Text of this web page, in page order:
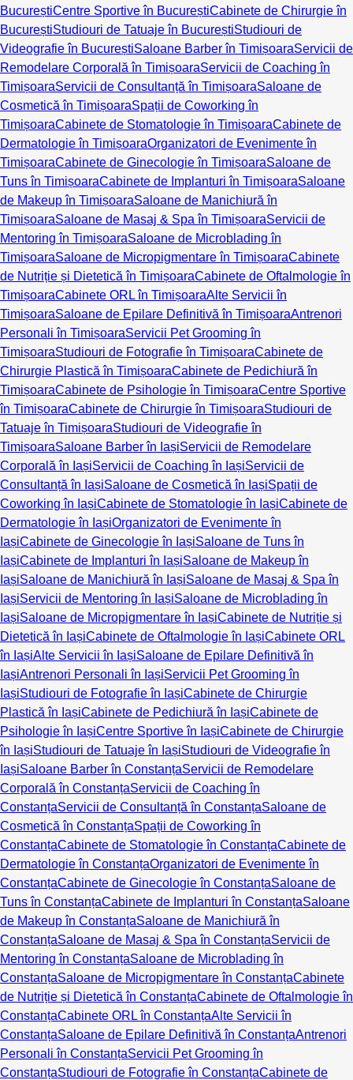
BucureștiCentre Sportive în BucureștiCabinete de Chirurgie în
BucureștiStudiouri de Tatuaje în BucureștiStudiouri de
Videografie în BucureștiSaloane Barber în TimișoaraServicii de
Remodelare Corporală în TimișoaraServicii de Coaching în
TimișoaraServicii de Consultanță în TimișoaraSaloane de
Cosmetică în TimișoaraSpații de Coworking în
TimișoaraCabinete de Stomatologie în TimișoaraCabinete de
Dermatologie în TimișoaraOrganizatori de Evenimente în
TimișoaraCabinete de Ginecologie în TimișoaraSaloane de
Tuns în TimișoaraCabinete de Implanturi în TimișoaraSaloane
de Makeup în TimișoaraSaloane de Manichiură în
TimișoaraSaloane de Masaj & Spa în TimișoaraServicii de
Mentoring în TimișoaraSaloane de Microblading în
TimișoaraSaloane de Micropigmentare în TimișoaraCabinete
de Nutriție și Dietetică în TimișoaraCabinete de Oftalmologie în
TimișoaraCabinete ORL în TimișoaraAlte Servicii în
TimișoaraSaloane de Epilare Definitivă în TimișoaraAntrenori
Personali în TimișoaraServicii Pet Grooming în
TimișoaraStudiouri de Fotografie în TimișoaraCabinete de
Chirurgie Plastică în TimișoaraCabinete de Pedichiură în
TimișoaraCabinete de Psihologie în TimișoaraCentre Sportive
în TimișoaraCabinete de Chirurgie în TimișoaraStudiouri de
Tatuaje în TimișoaraStudiouri de Videografie în
TimișoaraSaloane Barber în IașiServicii de Remodelare
Corporală în IașiServicii de Coaching în IașiServicii de
Consultanță în IașiSaloane de Cosmetică în IașiSpații de
Coworking în IașiCabinete de Stomatologie în IașiCabinete de
Dermatologie în IașiOrganizatori de Evenimente în
IașiCabinete de Ginecologie în IașiSaloane de Tuns în
IașiCabinete de Implanturi în IașiSaloane de Makeup în
IașiSaloane de Manichiură în IașiSaloane de Masaj & Spa în
IașiServicii de Mentoring în IașiSaloane de Microblading în
IașiSaloane de Micropigmentare în IașiCabinete de Nutriție și
Dietetică în IașiCabinete de Oftalmologie în IașiCabinete ORL
în IașiAlte Servicii în IașiSaloane de Epilare Definitivă în
IașiAntrenori Personali în IașiServicii Pet Grooming în
IașiStudiouri de Fotografie în IașiCabinete de Chirurgie
Plastică în IașiCabinete de Pedichiură în IașiCabinete de
Psihologie în IașiCentre Sportive în IașiCabinete de Chirurgie
în IașiStudiouri de Tatuaje în IașiStudiouri de Videografie în
IașiSaloane Barber în ConstanțaServicii de Remodelare
Corporală în ConstanțaServicii de Coaching în
ConstanțaServicii de Consultanță în ConstanțaSaloane de
Cosmetică în ConstanțaSpații de Coworking în
ConstanțaCabinete de Stomatologie în ConstanțaCabinete de
Dermatologie în ConstanțaOrganizatori de Evenimente în
ConstanțaCabinete de Ginecologie în ConstanțaSaloane de
Tuns în ConstanțaCabinete de Implanturi în ConstanțaSaloane
de Makeup în ConstanțaSaloane de Manichiură în
ConstanțaSaloane de Masaj & Spa în ConstanțaServicii de
Mentoring în ConstanțaSaloane de Microblading în
ConstanțaSaloane de Micropigmentare în ConstanțaCabinete
de Nutriție și Dietetică în ConstanțaCabinete de Oftalmologie în
ConstanțaCabinete ORL în ConstanțaAlte Servicii în
ConstanțaSaloane de Epilare Definitivă în ConstanțaAntrenori
Personali în ConstanțaServicii Pet Grooming în
ConstanțaStudiouri de Fotografie în ConstanțaCabinete de